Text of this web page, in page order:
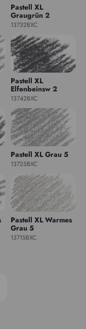
Pastell XL
Graugrün 2
13732BXC
Pastell XL
Elfenbeinsw 2
13742BXC
Pastell XL Grau 5
13725BXC
Pastell XL Warmes
Grau 5
13715BXC